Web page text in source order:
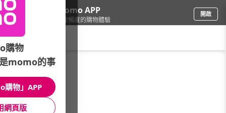
下載momo APP
給你3倍流暢度的購物體驗
開啟
手機/相機/8G
本館精選商品
館長推薦 月銷量
購物
momo的事
購物」APP
網頁版